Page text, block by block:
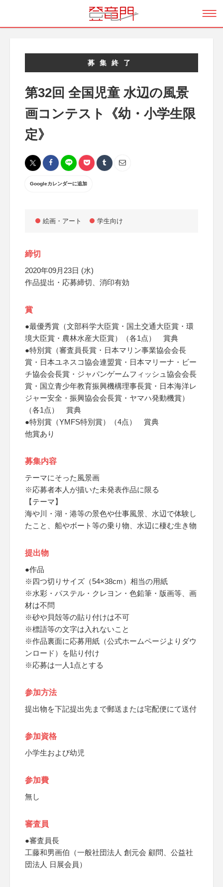
募集終了
第32回 全国児童 水辺の風景
画コンテスト《幼・小学生限
定》
Googleカレンダーに追加
絵画・アート 学生向け
締切
2020年09月23日 (水)
作品提出・応募締切、消印有効
賞
●最優秀賞（文部科学大臣賞・国土交通大臣賞・環
境大臣賞・農林水産大臣賞）（各1点） 賞典
●特別賞（審査員長賞・日本マリン事業協会会長
賞・日本ユネスコ協会連盟賞・日本マリーナ・ビー
チ協会会長賞・ジャパンゲームフィッシュ協会会長
賞・国立青少年教育振興機構理事長賞・日本海洋レ
ジャー安全・振興協会会長賞・ヤマハ発動機賞）
（各1点） 賞典
●特別賞（YMFS特別賞）（4点） 賞典
他賞あり
募集内容
テーマにそった風景画
※応募者本人が描いた未発表作品に限る
【テーマ】
海や川・湖・港等の景色や仕事風景、水辺で体験し
たこと、船やボート等の乗り物、水辺に棲む生き物
提出物
●作品
※四つ切りサイズ（54×38cm）相当の用紙
※水彩・パステル・クレヨン・色鉛筆・版画等、画
材は不問
※砂や貝殻等の貼り付けは不可
※標語等の文字は入れないこと
※作品裏面に応募用紙（公式ホームページよりダウ
ンロード）を貼り付け
※応募は一人1点とする
参加方法
提出物を下記提出先まで郵送または宅配便にて送付
参加資格
小学生および幼児
参加費
無し
審査員
●審査員長
工藤和男画伯（一般社団法人 創元会 顧問、公益社
団法人 日展会員）